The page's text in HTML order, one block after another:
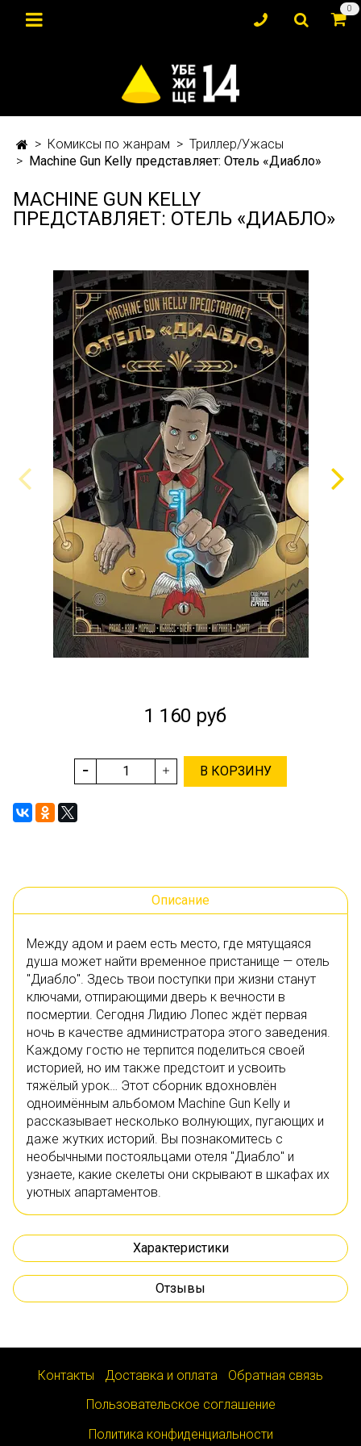
0
Комиксы по жанрам
Триллер/Ужасы
Machine Gun Kelly представляет: Отель «Диабло»
MACHINE GUN KELLY
ПРЕДСТАВЛЯЕТ: ОТЕЛЬ «ДИАБЛО»
1 160 руб
В КОРЗИНУ
Описание
Между адом и раем есть место, где мятущаяся
душа может найти временное пристанище — отель
"Диабло". Здесь твои поступки при жизни станут
ключами, отпирающими дверь к вечности в
посмертии. Сегодня Лидию Лопес ждёт первая
ночь в качестве администратора этого заведения.
Каждому гостю не терпится поделиться своей
историей, но им также предстоит и усвоить
тяжёлый урок… Этот сборник вдохновлён
одноимённым альбомом Machine Gun Kelly и
рассказывает несколько волнующих, пугающих и
даже жутких историй. Вы познакомитесь с
необычными постояльцами отеля "Диабло" и
узнаете, какие скелеты они скрывают в шкафах их
уютных апартаментов.
Характеристики
Отзывы
Контакты Доставка и оплата
Обратная связь
Пользовательское соглашение
Политика конфиденциальности